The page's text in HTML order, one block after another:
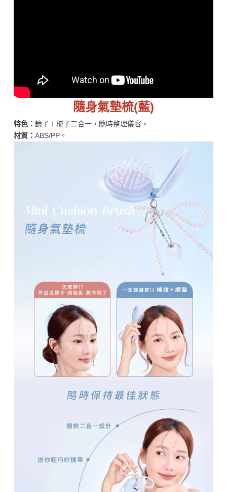
隨身氣墊梳(藍)
特色： 鏡子＋梳子二合一，隨時整理儀容。
材質： ABS/PP。